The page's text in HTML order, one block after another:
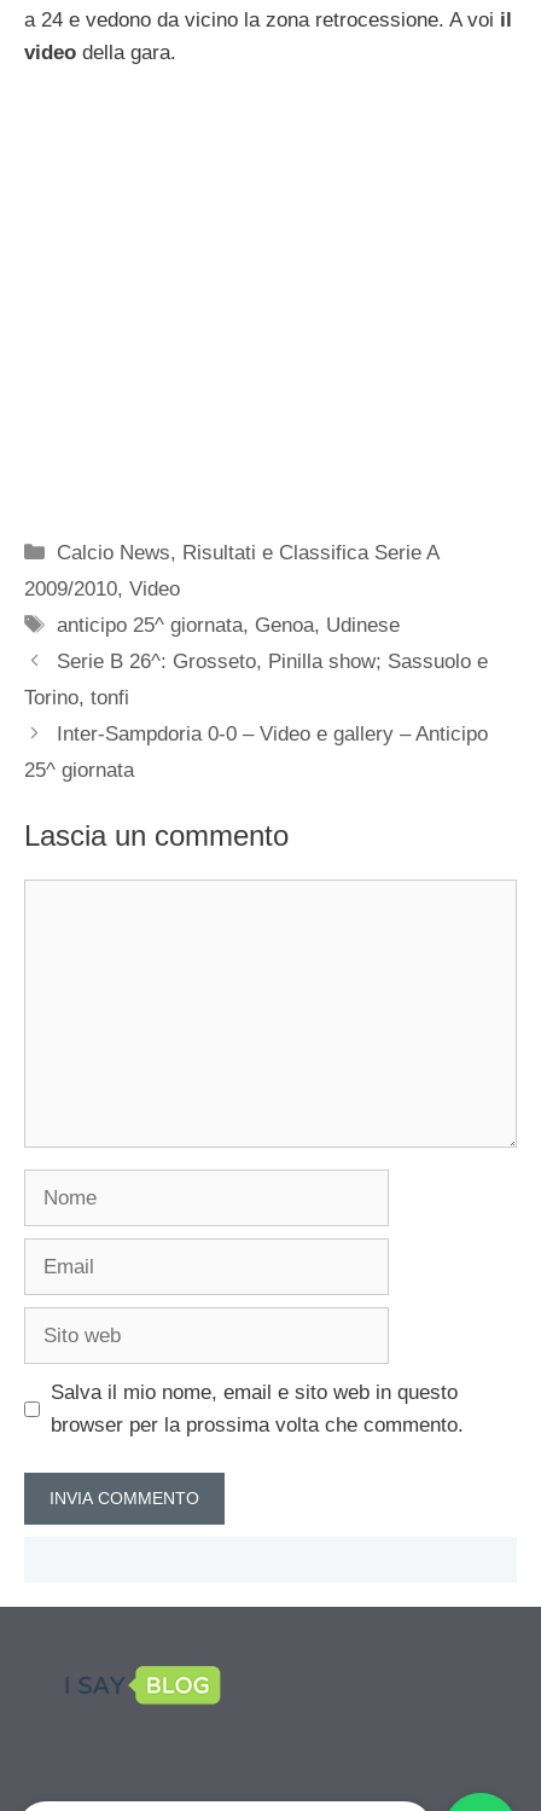
a 24 e vedono da vicino la zona retrocessione. A voi il
video della gara.
Categorie
Calcio News, Risultati e Classifica Serie A
2009/2010, Video
Tag
anticipo 25^ giornata, Genoa, Udinese
Serie B 26^: Grosseto, Pinilla show; Sassuolo e
Torino, tonfi
Inter-Sampdoria 0-0 – Video e gallery – Anticipo
25^ giornata
Lascia un commento
Nome
Email
Sito
Salva il mio nome, email e sito web in questo
browser per la prossima volta che commento.